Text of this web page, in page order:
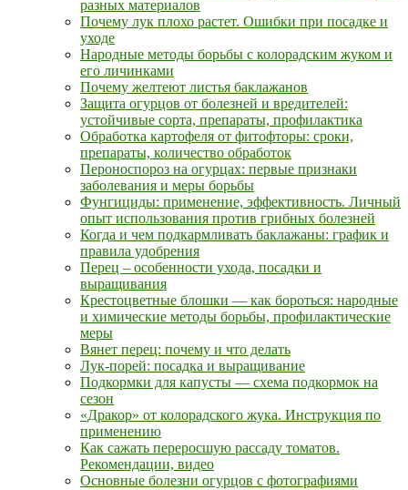
разных материалов
Почему лук плохо растет. Ошибки при посадке и
уходе
Народные методы борьбы с колорадским жуком и
его личинками
Почему желтеют листья баклажанов
Защита огурцов от болезней и вредителей:
устойчивые сорта, препараты, профилактика
Обработка картофеля от фитофторы: сроки,
препараты, количество обработок
Пероноспороз на огурцах: первые признаки
заболевания и меры борьбы
Фунгициды: применение, эффективность. Личный
опыт использования против грибных болезней
Когда и чем подкармливать баклажаны: график и
правила удобрения
Перец – особенности ухода, посадки и
выращивания
Крестоцветные блошки — как бороться: народные
и химические методы борьбы, профилактические
меры
Вянет перец: почему и что делать
Лук-порей: посадка и выращивание
Подкормки для капусты — схема подкормок на
сезон
«Дракор» от колорадского жука. Инструкция по
применению
Как сажать переросшую рассаду томатов.
Рекомендации, видео
Основные болезни огурцов с фотографиями